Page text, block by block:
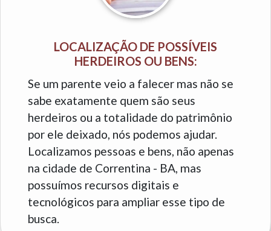
LOCALIZAÇÃO DE POSSÍVEIS
HERDEIROS OU BENS:
Se um parente veio a falecer mas não se
sabe exatamente quem são seus
herdeiros ou a totalidade do patrimônio
por ele deixado, nós podemos ajudar.
Localizamos pessoas e bens, não apenas
na cidade de Correntina - BA, mas
possuímos recursos digitais e
tecnológicos para ampliar esse tipo de
busca.